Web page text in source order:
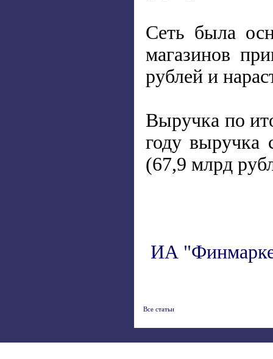
Сеть была
магазинов
рублей и
Выручка по
году выручка
(67,9 млрд
ИА
Все статьи